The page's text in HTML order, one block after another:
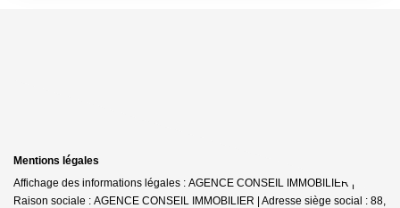
Mentions légales
Affichage des informations légales : AGENCE CONSEIL IMMOBILIER |
Raison sociale : AGENCE CONSEIL IMMOBILIER | Adresse siège social : 88,